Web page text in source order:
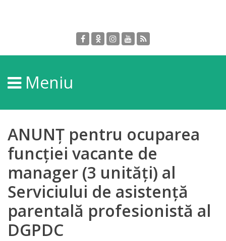
DGPDC
Informații
despre
Subdiviziuni/Servicii
Structura
Strategia
Orarul
Meniu
ANUNȚ pentru ocuparea
funcției vacante de
manager (3 unități) al
Serviciului de asistență
parentală profesionistă al
DGPDC